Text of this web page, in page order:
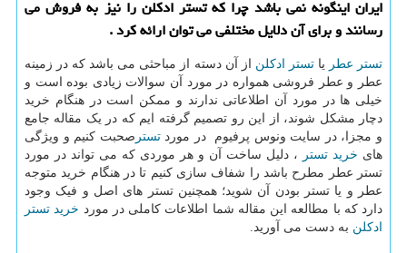
ایران اینگونه نمی باشد چرا كه تستر ادكلن را نیز به فروش می
رسانند و برای آن دلایل مختلفی می توان ارائه كرد .
تستر عطر یاتستر ادکلن از آن دسته از مباحثی می باشد که در زمینه
عطر و عطر فروشی همواره در مورد آن سوالات زیادی بوده است و
خیلی ها در مورد آن اطلاعاتی ندارند و ممکن است در هنگام خرید
دچار مشکل شوند، از این رو تصمیم گرفته ایم که در یک مقاله جامع
و مجزا، در سایت ونوس پرفیوم در موردتستر صحبت کنیم و ویژگی
های خرید تستر
، دلیل ساخت آن و هر موردی که می تواند در مورد
تستر عطر مطرح باشد را شفاف سازی کنیم تا در هنگام خرید متوجه
عطر و یا تستر بودن آن شوید؛ همچنین تستر های اصل و فیک وجود
دارد که با مطالعه این مقاله شما اطلاعات کاملی در مورد خرید تستر
ادکلن به دست می آورید.